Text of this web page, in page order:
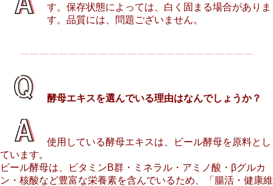
す。保存状態によっては、白く固まる場合がありま
す。品質には、問題ございません。
ーーーーーーーーーーーーーーーーーーーーーーーー
酵母エキスを選んでいる理由はなんでしょうか？
使用している酵母エキスは、ビール酵母を原料とし
ています。
ビール酵母は、ビタミンB群・ミネラル・アミノ酸・βグルカ
ン・核酸など豊富な栄養素を含んでいるため、「腸活・健康維